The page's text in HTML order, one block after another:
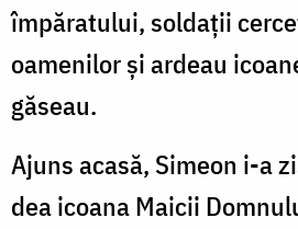
împăratului, soldaţii
oamenilor şi ardeau
găseau.
Ajuns acasă, Simeon i-a
dea icoana Maicii